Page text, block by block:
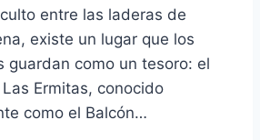
entre las laderas de
existe un lugar que los
guardan como un tesoro: el
Ermitas, conocido
como el Balcón…